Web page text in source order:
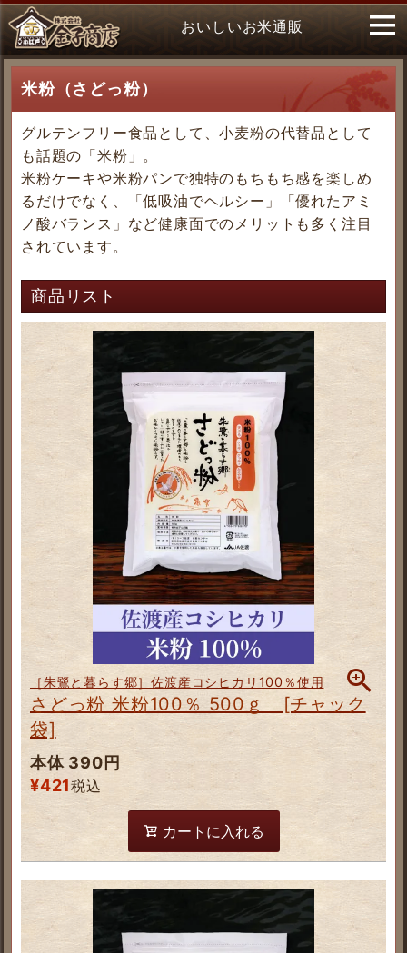
おいしいお米通販
米粉（さどっ粉）
グルテンフリー食品として、小麦粉の代替品として
も話題の「米粉」。
米粉ケーキや米粉パンで独特のもちもち感を楽しめ
るだけでなく、「低吸油でヘルシー」「優れたアミ
ノ酸バランス」など健康面でのメリットも多く注目
されています。
商品リスト
［朱鷺と暮らす郷］佐渡産コシヒカリ100％使用
さどっ粉 米粉100％ 500ｇ [チャック
袋]
本体 390円
¥421税込
カートに入れる